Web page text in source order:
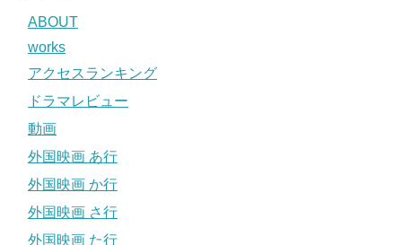
ABOUT
works
アクセスランキング
ドラマレビュー
動画
外国映画 あ行
外国映画 か行
外国映画 さ行
外国映画 た行